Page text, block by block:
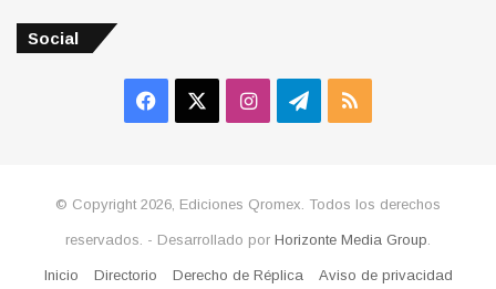
Social
Facebook InstagramTelegram
RSS
© Copyright 2026, Ediciones Qromex. Todos los derechos
reservados. - Desarrollado por Horizonte Media Group
Inicio Directorio Derecho de Réplica Aviso de privacidad